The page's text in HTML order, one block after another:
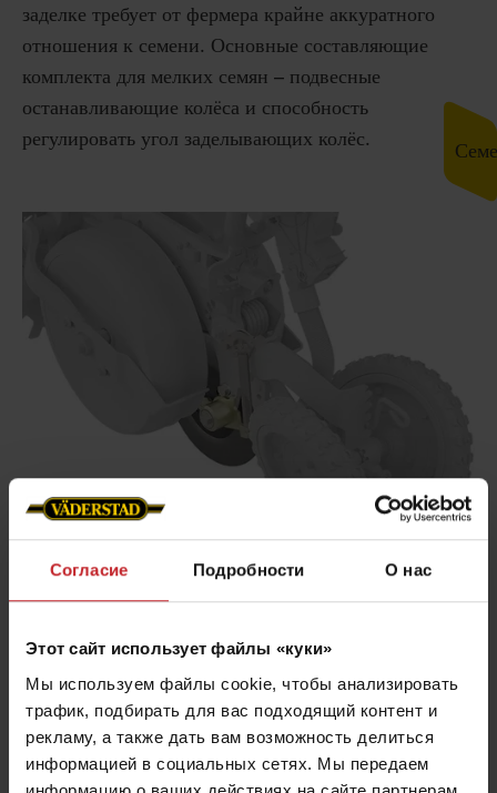
Согласие Подробности О нас
Этот сайт использует файлы «куки»
Мы используем файлы cookie, чтобы анализировать
трафик, подбирать для вас подходящий контент и
рекламу, а также дать вам возможность делиться
информацией в социальных сетях. Мы передаем
заделке требует от фермера крайне аккуратного
отношения к семени. Основные составляющие
комплекта для мелких семян – подвесные
останавливающие колёса и способность
регулировать угол заделывающих колёс.
Мягкое останавливающее колесо
Задачей остананавливающего колеса является
обеспечение оптимального контакта семя-почва,